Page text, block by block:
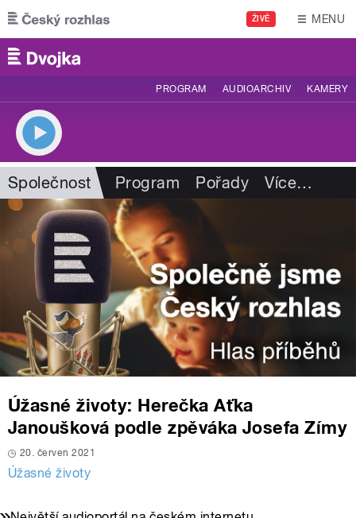
Přejít k hlavnímu obsahu
ŽIVĚ MENU
PROGRAM AUDIOARCHIV KAMERY
Společnost Program Pořady Více…
Úžasné životy: Herečka Aťka
Janoušková podle zpěváka Josefa Zímy
20. červen 2021
Úžasné životy